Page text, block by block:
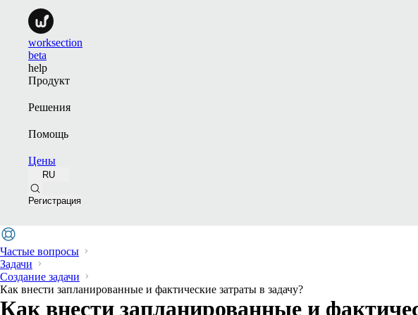
worksection
beta
help
Продукт
Решения
Помощь
Цены
RU
Регистрация
Частые вопросы
Задачи
Создание задачи
Как внести запланированные и фактические затраты в задачу?
Как внести запланированные и